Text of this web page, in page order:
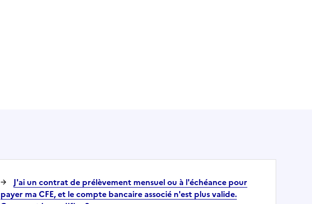
J'ai un contrat de prélèvement mensuel ou à l'échéance pour
payer ma CFE, et le compte bancaire associé n'est plus valide.